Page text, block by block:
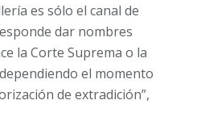
es sólo el canal de
dar nombres
la Corte Suprema o la
el momento
de extradición”,